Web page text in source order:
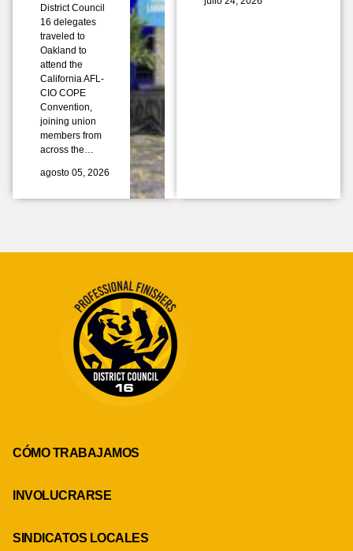
District Council
16 delegates
traveled to
Oakland to
attend the
California AFL-
CIO COPE
Convention,
joining union
members from
across the…
agosto 05, 2026
CÓMO TRABAJAMOS
INVOLUCRARSE
SINDICATOS LOCALES